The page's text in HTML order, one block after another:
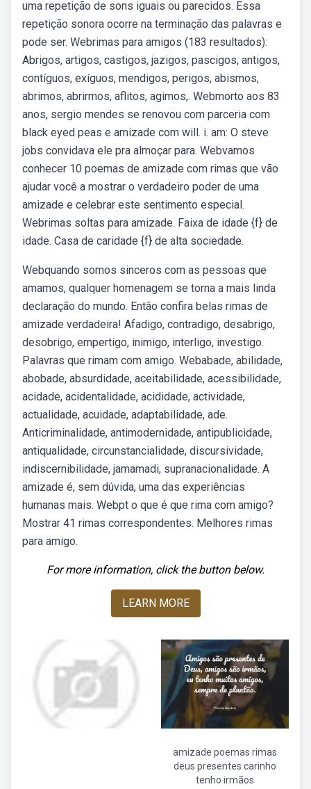
uma repetição de sons iguais ou parecidos. Essa
repetição sonora ocorre na terminação das palavras e
pode ser. Webrimas para amigos (183 resultados):
Abrigos, artigos, castigos, jazigos, pascigos, antigos,
contíguos, exíguos, mendigos, perigos, abismos,
abrimos, abrirmos, aflitos, agimos,. Webmorto aos 83
anos, sergio mendes se renovou com parceria com
black eyed peas e amizade com will. i. am: O steve
jobs convidava ele pra almoçar para. Webvamos
conhecer 10 poemas de amizade com rimas que vão
ajudar você a mostrar o verdadeiro poder de uma
amizade e celebrar este sentimento especial.
Webrimas soltas para amizade. Faixa de idade {f} de
idade. Casa de caridade {f} de alta sociedade.
Webquando somos sinceros com as pessoas que
amamos, qualquer homenagem se torna a mais linda
declaração do mundo. Então confira belas rimas de
amizade verdadeira! Afadigo, contradigo, desabrigo,
desobrigo, empertigo, inimigo, interligo, investigo.
Palavras que rimam com amigo. Webabade, abilidade,
abobade, absurdidade, aceitabilidade, acessibilidade,
acidade, acidentalidade, acididade, actividade,
actualidade, acuidade, adaptabilidade, ade.
Anticriminalidade, antimodernidade, antipublicidade,
antiqualidade, circunstancialidade, discursividade,
indiscernibilidade, jamamadi, supranacionalidade. A
amizade é, sem dúvida, uma das experiências
humanas mais. Webpt o que é que rima com amigo?
Mostrar 41 rimas correspondentes. Melhores rimas
para amigo.
For more information, click the button below.
LEARN MORE
amizade poemas rimas
deus presentes carinho
tenho irmãos